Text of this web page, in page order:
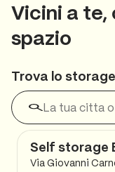
Vicini a te,
spazio
Trova lo
Self storage
Via Giovanni